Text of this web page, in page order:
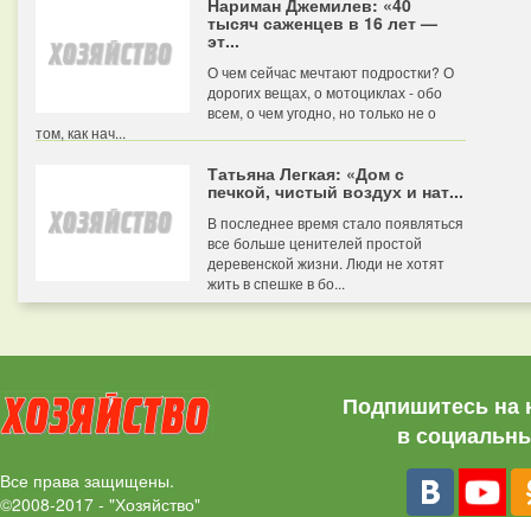
Нариман Джемилев: «40
тысяч саженцев в 16 лет —
эт...
О чем сейчас мечтают подростки? О
дорогих вещах, о мотоциклах - обо
всем, о чем угодно, но только не о
том, как нач...
Татьяна Легкая: «Дом с
печкой, чистый воздух и нат...
В последнее время стало появляться
все больше ценителей простой
деревенской жизни. Люди не хотят
жить в спешке в бо...
Все права защищены.
©2008-2017 - "Хозяйство"
Подпишитесь на
в